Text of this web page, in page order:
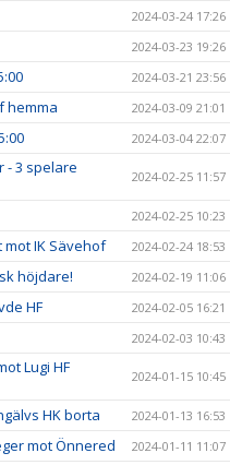
2024-03-24 17:26
2024-03-23 19:26
2024-03-21 23:56
hemma 2024-03-09 21:01
2024-03-04 22:07
- 3 spelare
2024-02-25 11:57
2024-02-25 10:23
mot IK Sävehof 2024-02-24 18:53
höjdare! 2024-02-19 11:06
HF 2024-02-05 16:21
2024-02-03 10:43
Lugi HF
2024-01-15 10:45
HK borta 2024-01-13 16:53
mot Önnered 2024-01-11 11:07